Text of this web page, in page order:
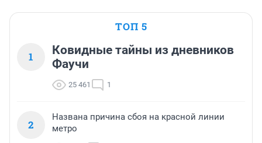
ТОП 5
1
Ковидные тайны из дневников
Фаучи
25 461 1
2
Названа причина сбоя на красной линии
метро